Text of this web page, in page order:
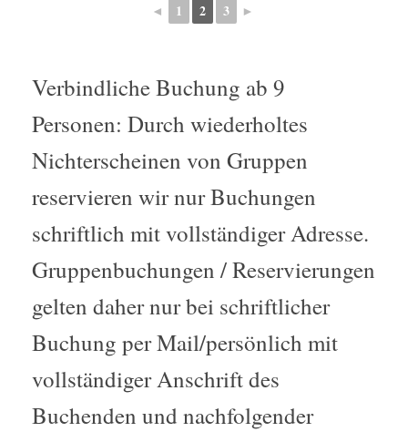
◄ 1 2 3 ►
Verbindliche Buchung ab 9
Personen: Durch wiederholtes
Nichterscheinen von Gruppen
reservieren wir nur Buchungen
schriftlich mit vollständiger Adresse.
Gruppenbuchungen / Reservierungen
gelten daher nur bei schriftlicher
Buchung per Mail/persönlich mit
vollständiger Anschrift des
Buchenden und nachfolgender